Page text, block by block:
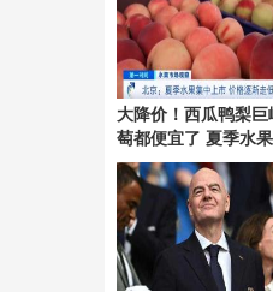
大降价！西瓜鸭梨巨
萄都便宜了 夏季水
充足